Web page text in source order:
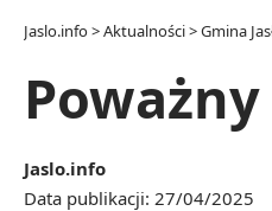
Jaslo.info>Aktualności>Gmina
Data publikacji: 27/04/2025
Jaslo.info